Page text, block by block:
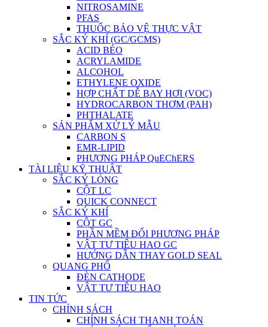
NITROSAMINE
PFAS
THUỐC BẢO VỆ THỰC VẬT
SẮC KÝ KHÍ (GC/GCMS)
ACID BÉO
ACRYLAMIDE
ALCOHOL
ETHYLENE OXIDE
HỢP CHẤT DỄ BAY HƠI (VOC)
HYDROCARBON THƠM (PAH)
PHTHALATE
SẢN PHẨM XỬ LÝ MẪU
CARBON S
EMR-LIPID
PHƯƠNG PHÁP QuEChERS
TÀI LIỆU KỸ THUẬT
SẮC KÝ LỎNG
CỘT LC
QUICK CONNECT
SẮC KÝ KHÍ
CỘT GC
PHẦN MỀM ĐỔI PHƯƠNG PHÁP
VẬT TƯ TIÊU HAO GC
HƯỚNG DẪN THAY GOLD SEAL
QUANG PHỔ
ĐÈN CATHODE
VẬT TƯ TIÊU HAO
TIN TỨC
CHÍNH SÁCH
CHÍNH SÁCH THANH TOÁN